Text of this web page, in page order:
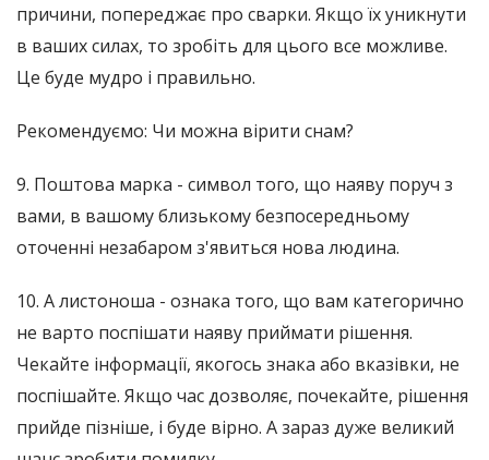
причини, попереджає про сварки. Якщо їх уникнути
в ваших силах, то зробіть для цього все можливе.
Це буде мудро і правильно.
Рекомендуємо: Чи можна вірити снам?
9. Поштова марка - символ того, що наяву поруч з
вами, в вашому близькому безпосередньому
оточенні незабаром з'явиться нова людина.
10. А листоноша - ознака того, що вам категорично
не варто поспішати наяву приймати рішення.
Чекайте інформації, якогось знака або вказівки, не
поспішайте. Якщо час дозволяє, почекайте, рішення
прийде пізніше, і буде вірно. А зараз дуже великий